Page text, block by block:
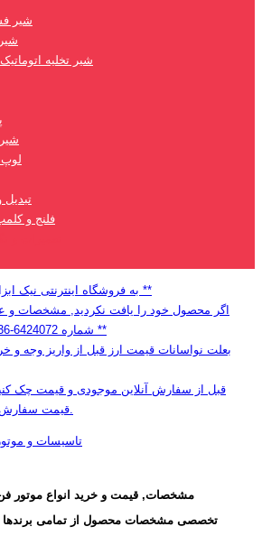
شیر
شیر تخلیه
تبدیل
فلنج و
** به فروشگاه اینترنتی نیک ابزار خوش آمدید **
شماره 6424072-0936 ارسال نمایید **
قبل از سفارش آنلاین موجودی و قیمت چک
قیمت سفارش شما لغو میشود.
تاسیسات و
مشخصات, قیمت و خرید انواع موتور
تخصصی مشخصات محصول از تمامی برندها